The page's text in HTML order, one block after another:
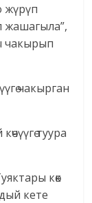
жүрүп
жашагыла”,
чакырып
чакырган
туура
көк
кете